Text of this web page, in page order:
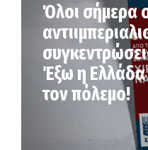
Όλοι σήμερα
Έξω η
τον πόλεμο!